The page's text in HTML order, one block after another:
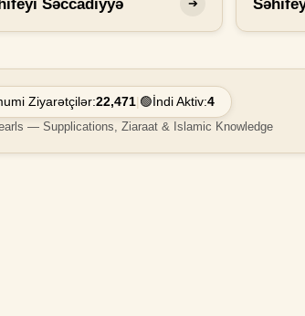
Səccadiyyə ➔
Ziyarətçilər:22,471| 🟢 İndi Aktiv:4
— Supplications, Ziaraat & Islamic Knowledge